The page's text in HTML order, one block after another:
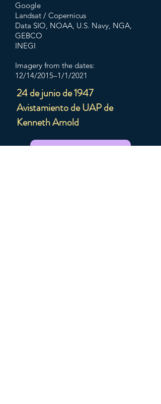
Google
Landsat / Copernicus
Data SIO, NOAA, U.S. Navy, NGA,
GEBCO
INEGI
Imagery from the dates:
12/14/2015–1/1/2021
24 de junio de 1947
Avistamiento de UAP de
Kenneth Arnold